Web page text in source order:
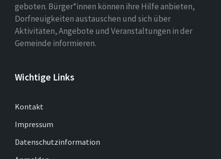
geboten. Bürger*innen können ihre Hilfe anbieten,
Dorfneuigkeiten austauschen und sich über
Aktivitäten, Angebote und Veranstaltungen in der
Gemeinde informieren.
Wichtige Links
Kontakt
Impressum
Datenschutzinformation